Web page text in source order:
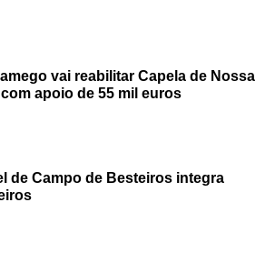
vai reabilitar Capela de Nossa
apoio de 55 mil euros
de Campo de Besteiros integra